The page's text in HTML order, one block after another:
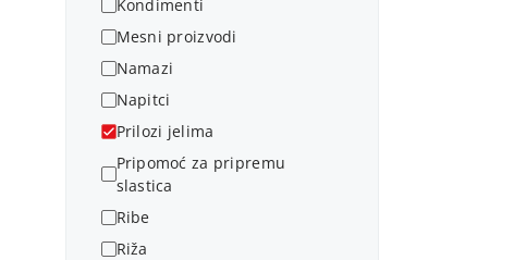
Kondimenti
Mesni proizvodi
Namazi
Napitci
Prilozi jelima
Pripomoć za pripremu
slastica
Ribe
Riža